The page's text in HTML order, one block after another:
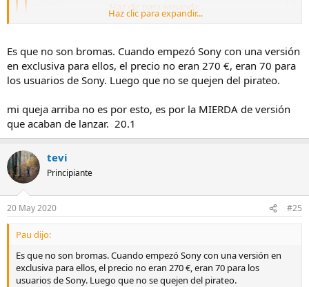
Haz clic para expandir...
en tiendas se vende capture one para las cámaras olympus.
saludos.
Yo acabo de comprar mi primera Olympus y estoy con los 30 dias
prueba y me como los c..... de pensar en pagar la version pro por la
capullada de no tener la opcion para esta marca, es una autentica
injusticia.
Por cierto, llevo tiempo pensandolo, nunca os habeis planteado
unirse tres personas para compartir el pago de una licencia? Yo
estaria dispuesto.
Saludos.
Haz clic para expandir...
Es que no son bromas. Cuando empezó Sony con una versión
en exclusiva para ellos, el precio no eran 270 €, eran 70 para
los usuarios de Sony. Luego que no se quejen del pirateo.
mi queja arriba no es por esto, es por la MIERDA de versión
que acaban de lanzar. 20.1
tevi
Principiante
20 May 2020 #25
Pau dijo:
Es que no son bromas. Cuando empezó Sony con una versión en
exclusiva para ellos, el precio no eran 270 €, eran 70 para los
usuarios de Sony. Luego que no se quejen del pirateo.